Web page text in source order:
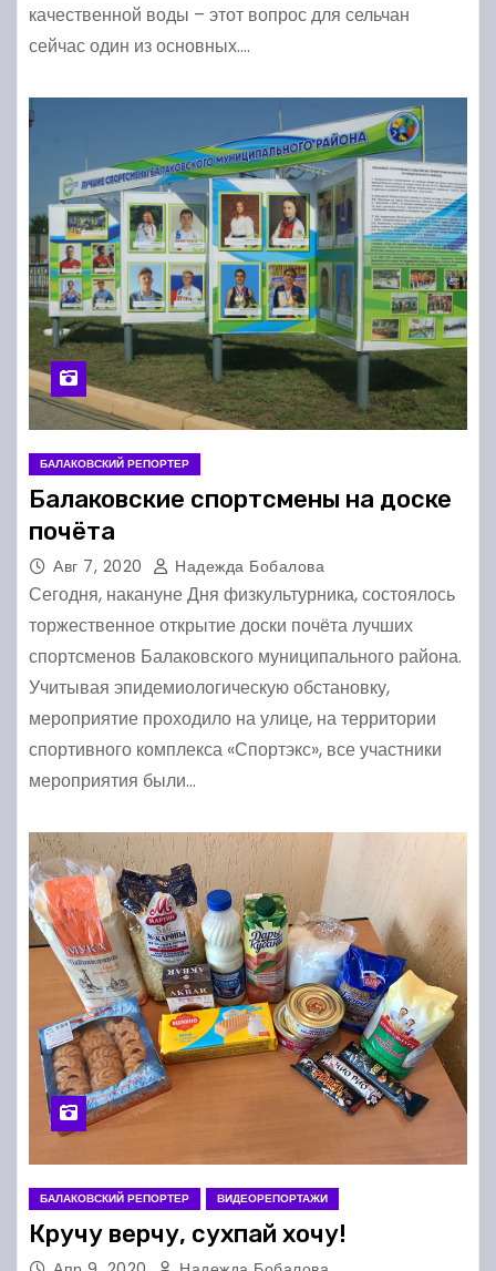
качественной воды – этот вопрос для сельчан
сейчас один из основных.…
БАЛАКОВСКИЙ РЕПОРТЕР
Балаковские спортсмены на доске
почёта
Авг 7, 2020 Надежда Бобалова
Сегодня, накануне Дня физкультурника, состоялось
торжественное открытие доски почёта лучших
спортсменов Балаковского муниципального района.
Учитывая эпидемиологическую обстановку,
мероприятие проходило на улице, на территории
спортивного комплекса «Спортэкс», все участники
мероприятия были…
БАЛАКОВСКИЙ РЕПОРТЕР ВИДЕОРЕПОРТАЖИ
Кручу верчу, сухпай хочу!